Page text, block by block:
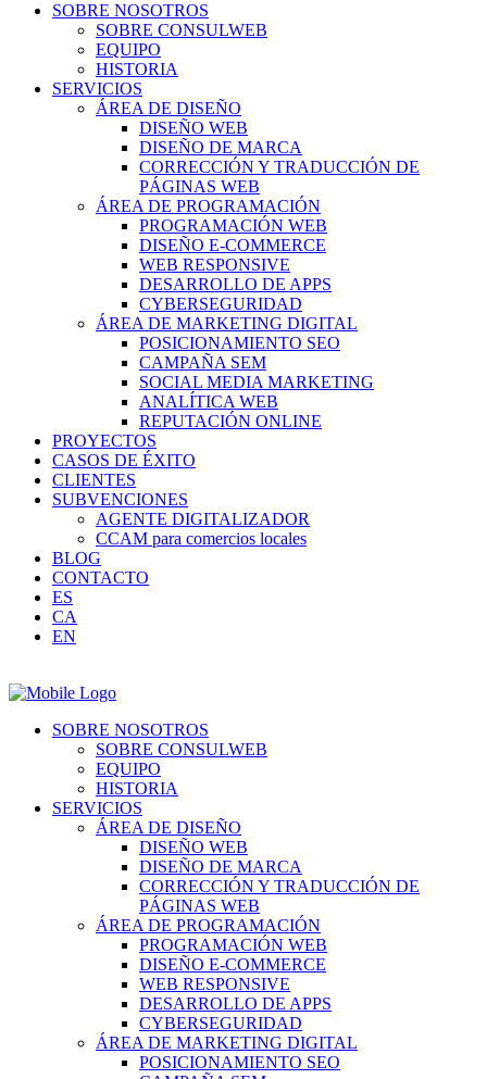
SOBRE NOSOTROS
SOBRE CONSULWEB
EQUIPO
HISTORIA
SERVICIOS
ÁREA DE DISEÑO
DISEÑO WEB
DISEÑO DE MARCA
CORRECCIÓN Y TRADUCCIÓN DE
PÁGINAS WEB
ÁREA DE PROGRAMACIÓN
PROGRAMACIÓN WEB
DISEÑO E-COMMERCE
WEB RESPONSIVE
DESARROLLO DE APPS
CYBERSEGURIDAD
ÁREA DE MARKETING DIGITAL
POSICIONAMIENTO SEO
CAMPAÑA SEM
SOCIAL MEDIA MARKETING
ANALÍTICA WEB
REPUTACIÓN ONLINE
PROYECTOS
CASOS DE ÉXITO
CLIENTES
SUBVENCIONES
AGENTE DIGITALIZADOR
CCAM para comercios locales
BLOG
CONTACTO
ES
CA
EN
SOBRE NOSOTROS
SOBRE CONSULWEB
EQUIPO
HISTORIA
SERVICIOS
ÁREA DE DISEÑO
DISEÑO WEB
DISEÑO DE MARCA
CORRECCIÓN Y TRADUCCIÓN DE
PÁGINAS WEB
ÁREA DE PROGRAMACIÓN
PROGRAMACIÓN WEB
DISEÑO E-COMMERCE
WEB RESPONSIVE
DESARROLLO DE APPS
CYBERSEGURIDAD
ÁREA DE MARKETING DIGITAL
POSICIONAMIENTO SEO